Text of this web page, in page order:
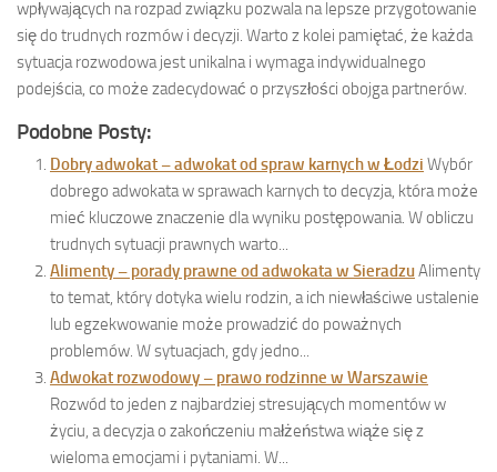
wpływających na rozpad związku pozwala na lepsze przygotowanie
się do trudnych rozmów i decyzji. Warto z kolei pamiętać, że każda
sytuacja rozwodowa jest unikalna i wymaga indywidualnego
podejścia, co może zadecydować o przyszłości obojga partnerów.
Podobne Posty:
Dobry adwokat – adwokat od spraw karnych w Łodzi Wybór
dobrego adwokata w sprawach karnych to decyzja, która może
mieć kluczowe znaczenie dla wyniku postępowania. W obliczu
trudnych sytuacji prawnych warto...
Alimenty – porady prawne od adwokata w SieradzuAlimenty
to temat, który dotyka wielu rodzin, a ich niewłaściwe ustalenie
lub egzekwowanie może prowadzić do poważnych
problemów. W sytuacjach, gdy jedno...
Adwokat rozwodowy – prawo rodzinne w Warszawie
Rozwód to jeden z najbardziej stresujących momentów w
życiu, a decyzja o zakończeniu małżeństwa wiąże się z
wieloma emocjami i pytaniami. W...